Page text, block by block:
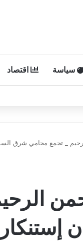
سياسة اقتصاد
_ تجمع محامي شرق